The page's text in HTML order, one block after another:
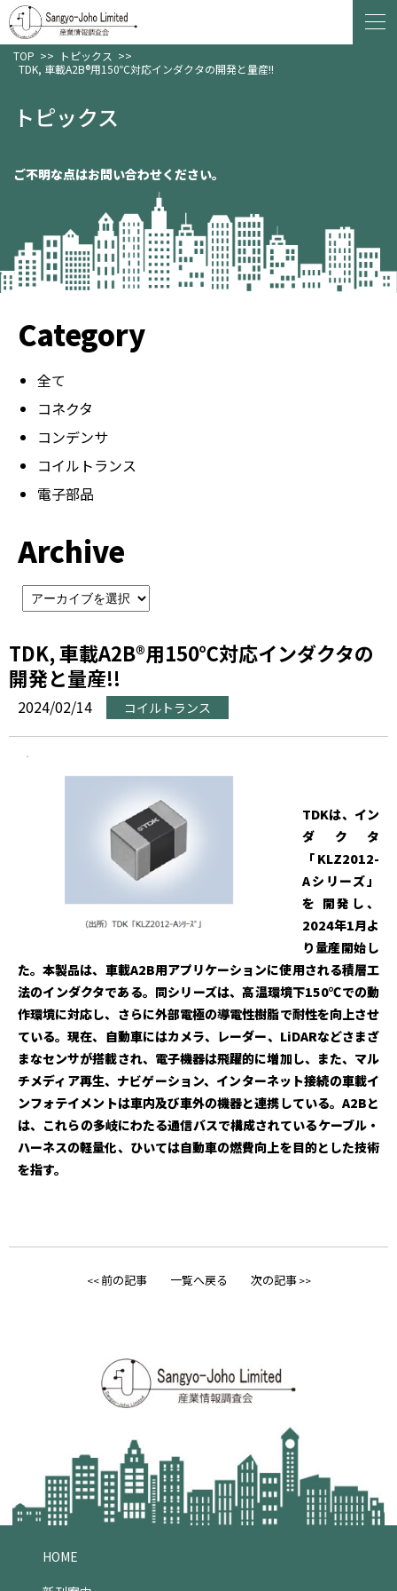
TOP >> トピックス >>
TDK, 車載A2B®用150℃対応インダクタの開発と量産!!
トピックス
ご不明な点はお問い合わせください。
Category
全て
コネクタ
コンデンサ
コイルトランス
電子部品
Archive
TDK, 車載A2B®用150℃対応インダクタの
開発と量産!!
2024/02/14 コイルトランス
TDKは、イン
ダクタ
「KLZ2012-
Aシリーズ」
を 開発し、
2024年1月よ
り量産開始し
た。本製品は、車載A2B用アプリケーションに使用される積層工
法のインダクタである。同シリーズは、高温環境下150℃での動
作環境に対応し、さらに外部電極の導電性樹脂で耐性を向上させ
ている。現在、自動車にはカメラ、レーダー、LiDARなどさまざ
まなセンサが搭載され、電子機器は飛躍的に増加し、また、マル
チメディア再生、ナビゲーション、インターネット接続の車載イ
ンフォテイメントは車内及び車外の機器と連携している。A2Bと
は、これらの多岐にわたる通信バスで構成されているケーブル・
ハーネスの軽量化、ひいては自動車の燃費向上を目的とした技術
を指す。
<<前の記事 一覧へ戻る 次の記事>>
HOME